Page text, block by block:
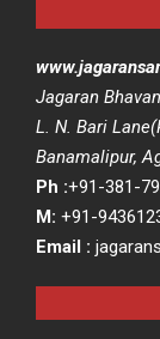
Jagaran
L. N. Bari
Banamalipur,
Ph :+91-381-
M: +91-
Email :